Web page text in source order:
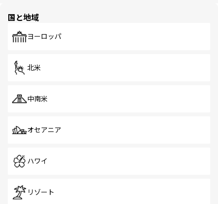
で、ホーカーズは地元の風情を楽しめる外せないスポット
国と地域
ヨーロッパ
北米
中南米
オセアニア
ハワイ
リゾート